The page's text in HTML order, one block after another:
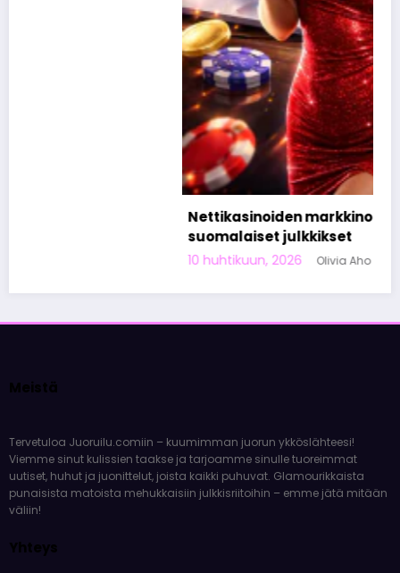
Nettikasinoiden markkinoinnista tunnetut
suomalaiset julkkikset
Olivia Aho
Meistä
Tervetuloa Juoruilu.comiin – kuumimman juorun ykköslähteesi!
Viemme sinut kulissien taakse ja tarjoamme sinulle tuoreimmat
uutiset, huhut ja juonittelut, joista kaikki puhuvat. Glamourikkaista
punaisista matoista mehukkaisiin julkkisriitoihin – emme jätä mitään
Yhteys